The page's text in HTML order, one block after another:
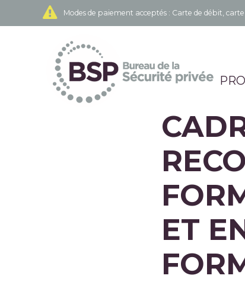
Modes de paiement acceptés : Carte de débit,
ET